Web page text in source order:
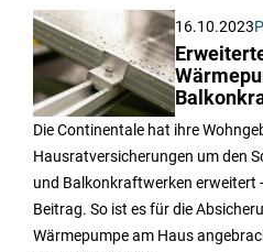
16.10.2023
Die Continentale hat ihre
Hausratversicherungen um den
und Balkonkraftwerken erweitert
Beitrag. So ist es für die
Wärmepumpe am Haus